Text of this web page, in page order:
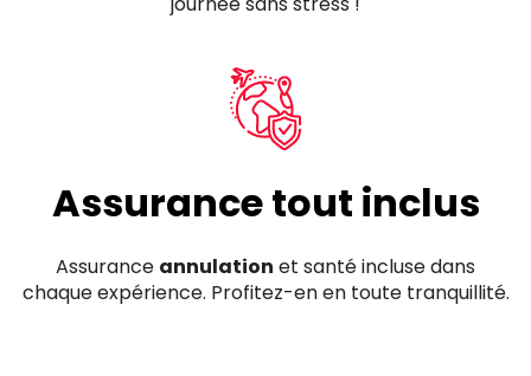
Assurance tout inclus
Assurance annulation et santé incluse dans
chaque expérience. Profitez-en en toute tranquillité.